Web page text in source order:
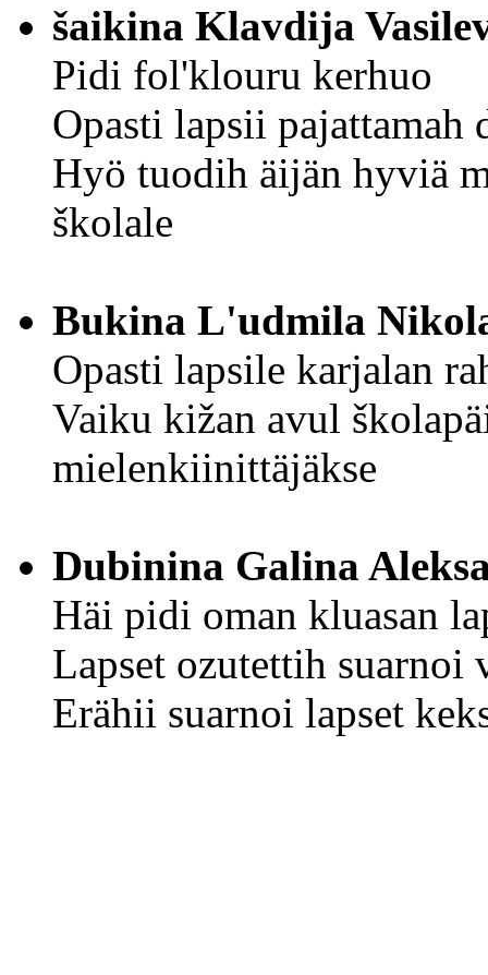
šaikina Klavdija
Pidi fol'klouru kerhuo
Opasti lapsii pajattamah
Hyö tuodih äijän hyviä
školale
Bukina L'udmila
Opasti lapsile karjalan
Vaiku kižan avul
mielenkiinittäjäkse
Dubinina Galina
Häi pidi oman kluasan
Lapset ozutettih suarnoi
Erähii suarnoi lapset